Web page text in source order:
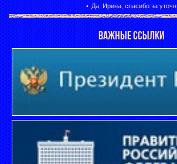
Да, Ирина, спасибо за уточн
ВАЖНЫЕ ССЫЛКИ